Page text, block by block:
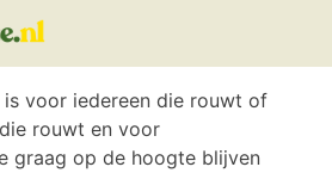
is voor iedereen die rouwt of
rouwt en voor
graag op de hoogte blijven